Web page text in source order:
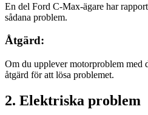
En del Ford C-Max-ägare har
sådana problem.
Åtgärd:
Om du upplever motorproblem med
åtgärd för att lösa problemet.
2. Elektriska problem